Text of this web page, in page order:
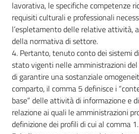
RSS
Seguici
su
lavorativa, le specifiche competenze
requisiti culturali e professionali
l’espletamento delle relative attività,
della normativa di settore.
4. Pertanto, tenuto conto dei sistemi
stato vigenti nelle amministrazioni
di garantire una sostanziale
comparto, il comma 5 definisce i
base” delle attività di informazione e
relazione ai quali le amministrazioni
definizione dei profili di cui al comma 1.